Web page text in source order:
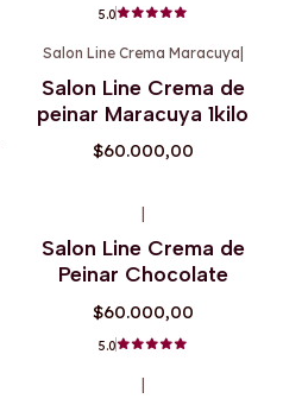
5.0
Salon Line Crema Maracuya
Salon Line Crema de
peinar Maracuya 1kilo
$60.000,00
Salon Line Crema de
Peinar Chocolate
$60.000,00
5.0